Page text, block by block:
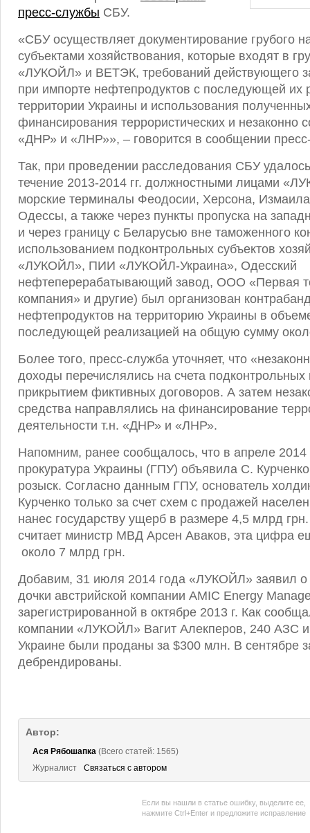
пресс-службы СБУ.
«СБУ осуществляет документирование грубого
субъектами хозяйствования, которые входят в
«ЛУКОЙЛ» и ВЕТЭК, требований действующего
при импорте нефтепродуктов с последующей их
территории Украины и использования
финансирования террористических и незаконно
«ДНР» и «ЛНР»», – говорится в сообщении
Так, при проведении расследования СБУ удалось
течение 2013-2014 гг. должностными лицами
морские терминалы Феодосии, Херсона,
Одессы, а также через пункты пропуска на
и через границу с Беларусью вне таможенного
использованием подконтрольных субъектов
«ЛУКОЙЛ», ПИИ «ЛУКОЙЛ-Украина», Одесский
нефтеперерабатывающий завод, ООО «Первая
компания» и другие) был организован
нефтепродуктов на территорию Украины в
последующей реализацией на общую сумму
Более того, пресс-служба уточняет, что
доходы перечислялись на счета
прикрытием фиктивных договоров. А затем
средства направлялись на финансирование
деятельности т.н. «ДНР» и «ЛНР».
Напомним, ранее сообщалось, что в апреле 2014
прокуратура Украины (ГПУ) объявила С.
розыск. Согласно данным ГПУ, основатель
Курченко только за счет схем с продажей
нанес государству ущерб в размере 4,5 млрд
считает министр МВД Арсен Аваков, эта цифра
около 7 млрд грн.
Добавим, 31 июля 2014 года «ЛУКОЙЛ» заявил о
дочки австрийской компании AMIC Energy
зарегистрированной в октябре 2013 г. Как
компании «ЛУКОЙЛ» Вагит Алекперов, 240 АЗС
Украине были проданы за $300 млн. В сентябре
дебрендированы.
Автор:
Ася Рябошапка (Всего статей: 1565)
Журналист
Связаться с автором
Если вы нашли в статье ошибку, выделите ее,
нажмите Ctrl+Enter и предложите исправление